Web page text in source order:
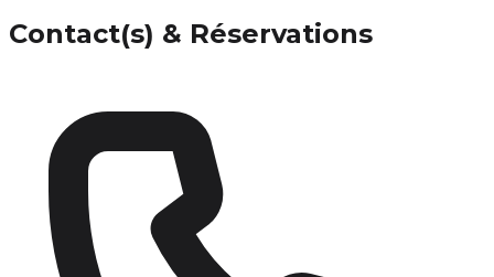
Contact(s) & Réservations